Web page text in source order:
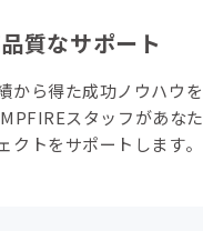
質なサポート
から得た成功ノウハウを
スタッフがあなた
クトをサポートします。